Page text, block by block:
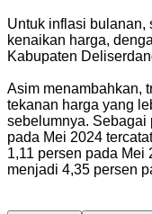
Untuk inflasi bulanan,
kenaikan harga,
Kabupaten
Asim menambahkan,
tekanan harga yang
sebelumnya. Sebagai
pada Mei 2024
1,11 persen pada Mei
menjadi 4,35 persen